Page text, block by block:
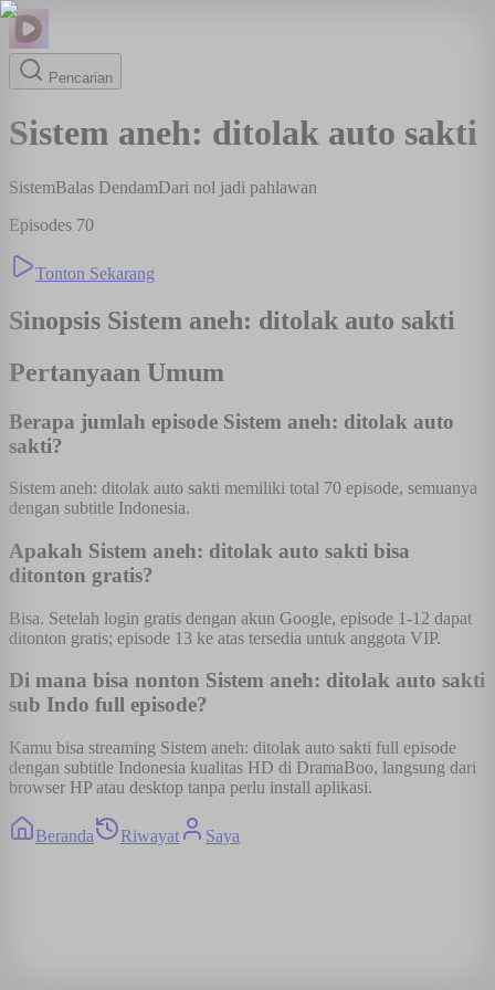
Pencarian
Sistem aneh: ditolak auto sakti
SistemBalas DendamDari nol jadi pahlawan
Episodes 70
Tonton Sekarang
Sinopsis Sistem aneh: ditolak auto sakti
Pertanyaan Umum
Berapa jumlah episode Sistem aneh: ditolak auto
sakti?
Sistem aneh: ditolak auto sakti memiliki total 70 episode, semuanya
dengan subtitle Indonesia.
Apakah Sistem aneh: ditolak auto sakti bisa
ditonton gratis?
Bisa. Setelah login gratis dengan akun Google, episode 1-12 dapat
ditonton gratis; episode 13 ke atas tersedia untuk anggota VIP.
Di mana bisa nonton Sistem aneh: ditolak auto sakti
sub Indo full episode?
Kamu bisa streaming Sistem aneh: ditolak auto sakti full episode
dengan subtitle Indonesia kualitas HD di DramaBoo, langsung dari
browser HP atau desktop tanpa perlu install aplikasi.
Beranda Riwayat Saya